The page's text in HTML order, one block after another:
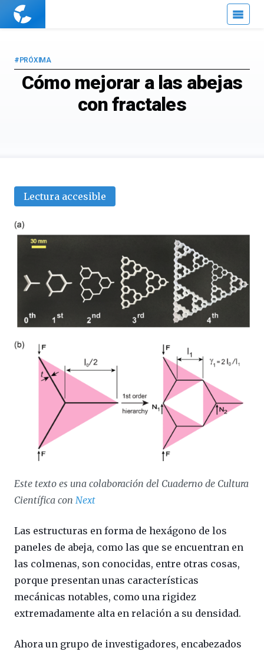
Cuaderno
Cómo mejorar a las abejas
con fractales
#PRÓXIMA
Lectura accesible
Este texto es una colaboración del Cuaderno de Cultura
Científica con Next
Las estructuras en forma de hexágono de los
paneles de abeja, como las que se encuentran en
las colmenas, son conocidas, entre otras cosas,
porque presentan unas características
mecánicas notables, como una rigidez
extremadamente alta en relación a su densidad.
Ahora un grupo de investigadores, encabezados